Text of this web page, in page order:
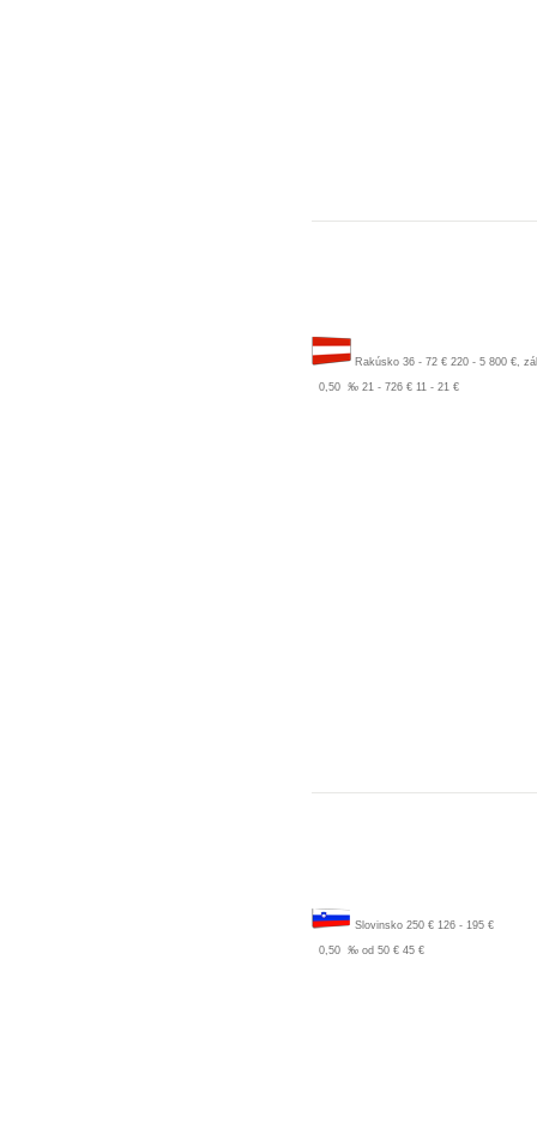
Rakúsko 36 - 72 € 220 - 5 800 €,
0,50 ‰ 21 - 726 € 11 - 21 €
Slovinsko 250 € 126 - 195 €
0,50 ‰ od 50 € 45 €